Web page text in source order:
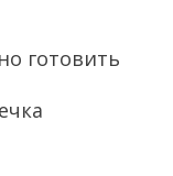
готовить